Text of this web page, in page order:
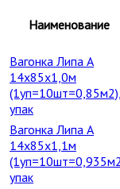
Наименование
Вагонка Липа А
14х85х1,0м
(1уп=10шт=0,85м2),
упак
Вагонка Липа А
14х85х1,1м
упак